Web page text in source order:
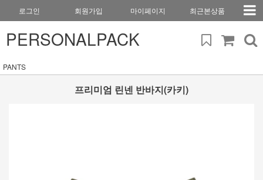
로그인 회원가입 마이페이지 최근본상품
PERSONALPACK
PANTS
프리미엄 린넨 반바지(카키)